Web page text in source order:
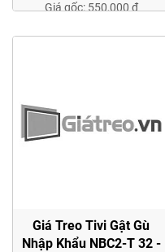
Giá gốc: 550,000 đ
Giá Treo Tivi Gật Gù
Nhập Khẩu NBC2-T 32 -